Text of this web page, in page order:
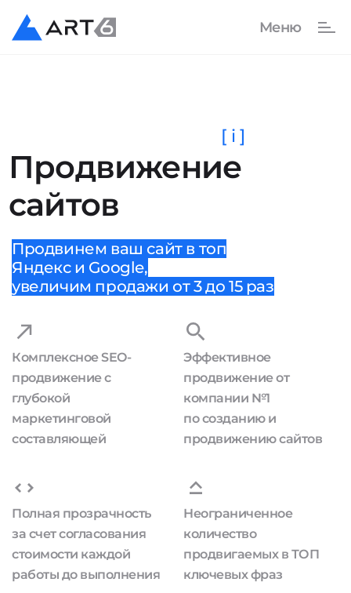
Продвижение
сайтов
[ i ]
Продвинем ваш сайт в топ
Яндекс и Google,
увеличим продажи от 3 до 15 раз
Комплексное SEO-
продвижение с
глубокой
маркетинговой
составляющей
Эффективное
продвижение от
компании №1
по созданию и
продвижению сайтов
Полная прозрачность
за счет согласования
стоимости каждой
работы до выполнения
Неограниченное
количество
продвигаемых в ТОП
ключевых фраз